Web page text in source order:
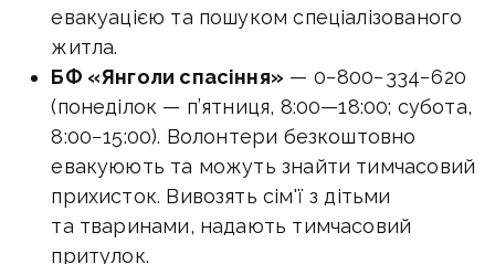
евакуацією та пошуком спеціалізованого
житла.
БФ «Янголи спасіння» — 0−800−334−620
(понеділок — п’ятниця, 8:00—18:00; субота,
8:00−15:00). Волонтери безкоштовно
евакуюють та можуть знайти тимчасовий
прихисток. Вивозять сім'ї з дітьми
та тваринами, надають тимчасовий
притулок.